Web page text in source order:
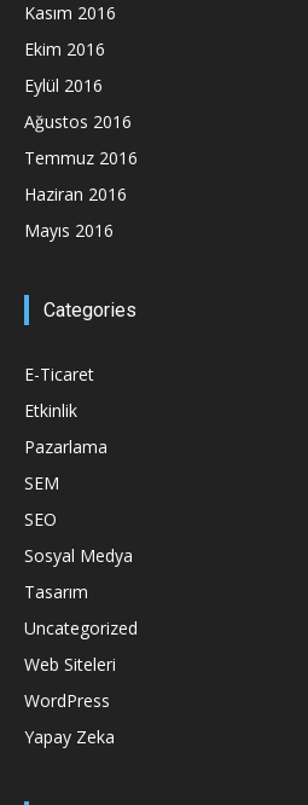
Kasım 2016
Ekim 2016
Eylül 2016
Ağustos 2016
Temmuz 2016
Haziran 2016
Mayıs 2016
Categories
E-Ticaret
Etkinlik
Pazarlama
SEM
SEO
Sosyal Medya
Tasarım
Uncategorized
Web Siteleri
WordPress
Yapay Zeka